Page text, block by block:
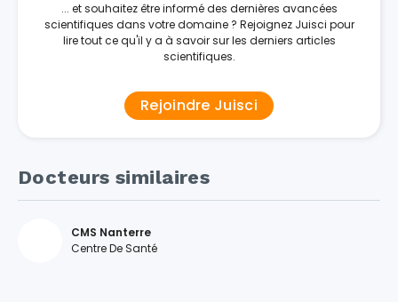
... et souhaitez être informé des dernières avancées
scientifiques dans votre domaine ? Rejoignez Juisci pour
lire tout ce qu'il y a à savoir sur les derniers articles
scientifiques.
Rejoindre Juisci
Docteurs similaires
CMS Nanterre
Centre De Santé